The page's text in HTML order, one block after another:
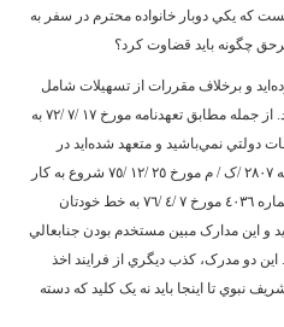
منکر اين نيست که يکي دوبار خانواده محترم در سفر به
چگونه بايد قضاوت کرد؟
و برخلاف مقررات از تسهيلات شامل
تحصيل رايگان و ارز موردنياز بهره برده‌ايد و براي اين مقصود هرگاه لازم بوده دروغي به کار بسته‌ايد. از جمله مطابق تعهدنامه مورخ ‌١٧ /‌٧ /‌٧٢ به
دولتي نمي‌باشيد و متعهد شده‌ايد در
صورت خلاف صحت مطالب تعهدنامه کليه خسارات وارده را پرداخت نمائيد؛ در حالي که مطابق نامه ‌٢٨٠٧ /ک / م مورخ ‌٢٥ /‌١٢ /‌٧٥ شروع به کار
شمارا در نهاد رياست جمهوري به امضاء مديرکل وقت امور اداري اعلام نموده‌اند و با استناد سند شماره ‌٤٠٣٦ مورخ ‌٧ /‌٤ /‌٧٦ به خط خودتان
جمهوري بوده‌ايد و اين مدارک مبين مستخدم بودن جنابعالي
دو مدرک، کذب ديگري از فرايند اخذ
تا اينجا بايد نه يک کليد که دسته